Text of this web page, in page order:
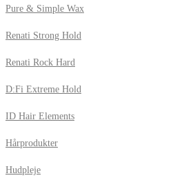
Pure & Simple Wax
Renati Strong Hold
Renati Rock Hard
D:Fi Extreme Hold
ID Hair Elements
Hårprodukter
Hudpleje